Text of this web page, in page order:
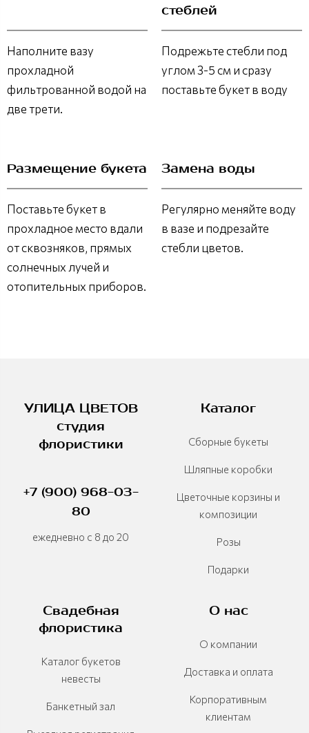
Наполните вазу
прохладной
фильтрованной водой на
две трети.
стеблей
Подрежьте стебли под
углом 3-5 см и сразу
поставьте букет в воду
Размещение букета
Поставьте букет в
прохладное место вдали
от сквозняков, прямых
солнечных лучей и
отопительных приборов.
Замена воды
Регулярно меняйте воду
в вазе и подрезайте
стебли цветов.
УЛИЦА ЦВЕТОВ
студия
флористики
+7 (900) 968-03-
80
ежедневно с 8 до 20
Каталог
Сборные букеты
Шляпные коробки
Цветочные корзины и
композиции
Розы
Подарки
Свадебная
флористика
Каталог букетов
невесты
Банкетный зал
О нас
О компании
Доставка и оплата
Корпоративным
клиентам